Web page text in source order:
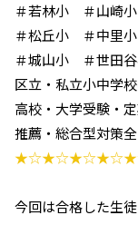
＃若林小 ＃山崎
＃松丘小 ＃中里
＃城山小 ＃世田
区立・私立小中学
高校・大学受験・
推薦・総合型対策
今回は合格した生